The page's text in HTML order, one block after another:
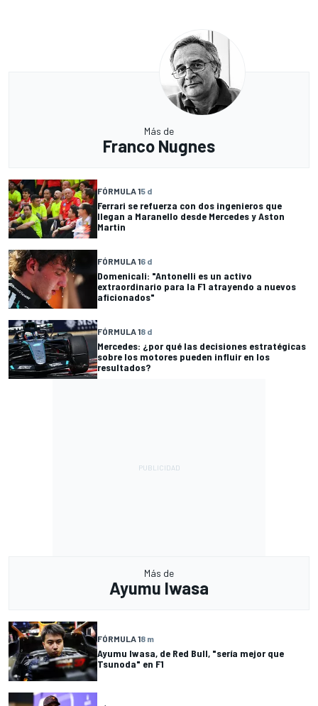
Más de
Franco Nugnes
FÓRMULA 15 d
Ferrari se refuerza con dos ingenieros que
llegan a Maranello desde Mercedes y Aston
Martin
FÓRMULA 16 d
Domenicali: "Antonelli es un activo
extraordinario para la F1 atrayendo a nuevos
aficionados"
FÓRMULA 18 d
Mercedes: ¿por qué las decisiones estratégicas
sobre los motores pueden influir en los
resultados?
Más de
Ayumu Iwasa
FÓRMULA 18 m
Ayumu Iwasa, de Red Bull, "sería mejor que
Tsunoda" en F1